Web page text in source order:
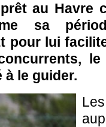
au Havre
sa
pour lui
le
à le guider.